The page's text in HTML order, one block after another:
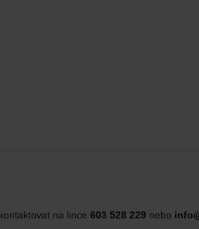
na lince 603 528 229 nebo